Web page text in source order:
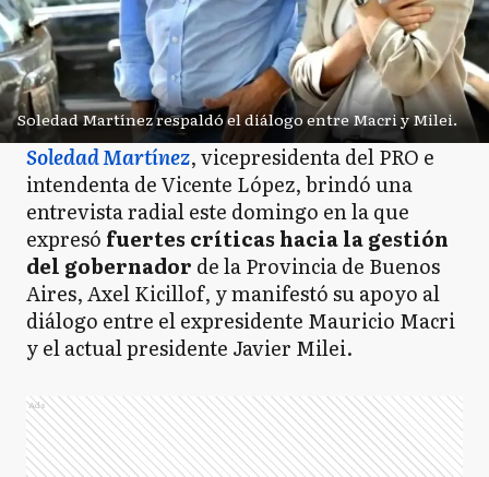
Soledad Martínez respaldó el diálogo entre Macri y Milei.
Soledad Martínez, vicepresidenta del PRO e
intendenta de Vicente López, brindó una
entrevista radial este domingo en la que
expresó fuertes críticas hacia la gestión
del gobernador de la Provincia de Buenos
Aires, Axel Kicillof, y manifestó su apoyo al
diálogo entre el expresidente Mauricio Macri
y el actual presidente Javier Milei.
Ads